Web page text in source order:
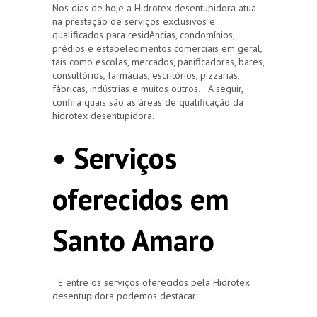
Nos dias de hoje a Hidrotex desentupidora atua
na prestação de serviços exclusivos e
qualificados para residências, condomínios,
prédios e estabelecimentos comerciais em geral,
tais como escolas, mercados, panificadoras, bares,
consultórios, farmácias, escritórios, pizzarias,
fábricas, indústrias e muitos outros. A seguir,
confira quais são as áreas de qualificação da
hidrotex desentupidora.
• Serviços
oferecidos em
Santo Amaro
E entre os serviços oferecidos pela Hidrotex
desentupidora podemos destacar: